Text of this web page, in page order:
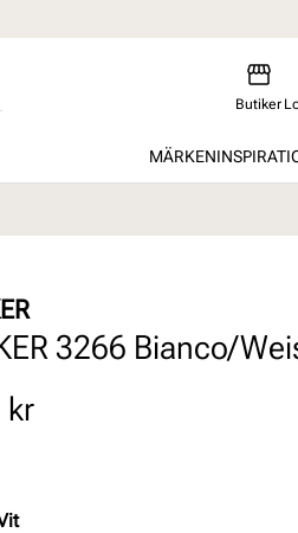
Butiker
MÄRKEN
3266 Bianco/
kr